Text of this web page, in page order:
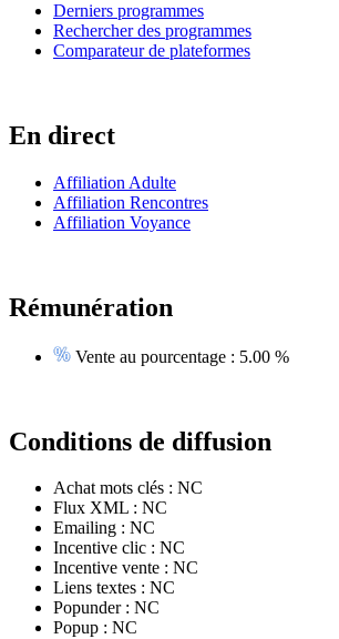
Derniers programmes
Rechercher des programmes
Comparateur de plateformes
En direct
Affiliation Adulte
Affiliation Rencontres
Affiliation Voyance
Rémunération
Vente au pourcentage : 5.00 %
Conditions de diffusion
Achat mots clés : NC
Flux XML : NC
Emailing : NC
Incentive clic : NC
Incentive vente : NC
Liens textes : NC
Popunder : NC
Popup : NC